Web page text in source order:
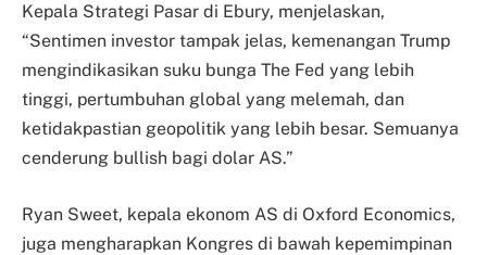
Kepala Strategi Pasar di Ebury, menjelaskan,
“Sentimen investor tampak jelas, kemenangan Trump
mengindikasikan suku bunga The Fed yang lebih
tinggi, pertumbuhan global yang melemah, dan
ketidakpastian geopolitik yang lebih besar. Semuanya
cenderung bullish bagi dolar AS.”
Ryan Sweet, kepala ekonom AS di Oxford Economics,
juga mengharapkan Kongres di bawah kepemimpinan